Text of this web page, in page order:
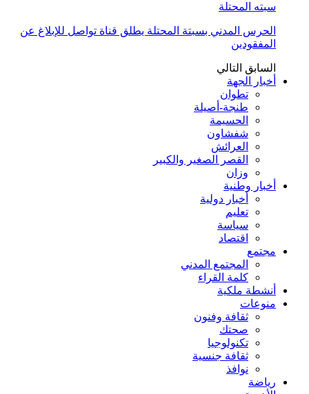
سبته المحتلة
الحرس المدني بسبتة المحتلة يطلق قناة تواصل للإبلاغ عن
المفقودين
السابق التالي
أخبار الجهة
تطوان
طنجة-أصيلة
الحسيمة
شفشاون
العرائش
القصر الصغير والكبير
وزان
أخبار وطنية
أخبار دولية
تعليم
سياسة
اقتصاد
مجتمع
المجتمع المدني
كلمة القراء
أنشطة ملكية
منوعات
ثقافة وفنون
صحتك
تكنولوجيا
ثقافة جنسية
نوافذ
رياضة